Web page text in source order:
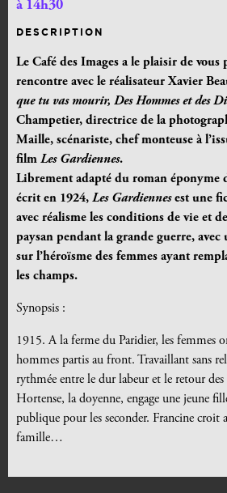
à 14h30
DESCRIPTION
Le Café des Images a le plaisir de vous
rencontre avec le réalisateur Xavier
que tu vas mourir, Des Hommes et des
Champetier, directrice de la
Maille, scénariste, chef monteuse à
film Les Gardiennes.
Librement adapté du roman éponyme
écrit en 1924, Les Gardiennesest une
avec réalisme les conditions de vie et
paysan pendant la grande guerre,
sur l’héroïsme des femmes ayant
les champs.
Synopsis :
1915. A la ferme du Paridier, les femmes
hommes partis au front. Travaillant sans
rythmée entre le dur labeur et le retour
Hortense, la doyenne, engage une jeune
publique pour les seconder. Francine croit
famille…